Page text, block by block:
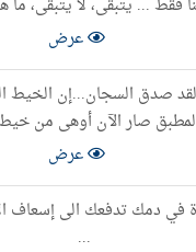
فقط ... يتبقى، لا يتبقى، ما
عرض
صدق السجان...إن الخيط
صار الآن أوهى من
عرض
في دمك تدفعك الى إسعاف
...